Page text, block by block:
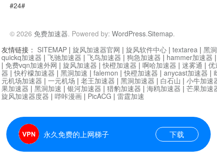
#24#
© 2026 免费加速器. Powered by: WordPress.Sitemap.
永久免费的上网梯子 下载
友情链接： SITEMAP | 旋风加速器官网 | 旋风软件中心 | textarea | 黑
quickq加速器 | 飞驰加速器 | 飞鸟加速器 | 狗急加速器 | hammer加速器
| 免费vqn加速外网 | 旋风加速器 |快橙加速器 | 啊哈加速器 | 迷雾通 | 优
器 |快柠檬加速器 | 黑洞加速 | falemon |快橙加速器 | anycast加速器 |
元机场加速器 | 一元机场 | 老王加速器 | 黑洞加速器 | 白石山 | 小牛加速
果加速器 | 黑洞加速 | 银河加速器 | 猎豹加速器 | 海鸥加速器 | 芒果加速
旋风加速器度器 | 哔咔漫画 | PicACG | 雷霆加速